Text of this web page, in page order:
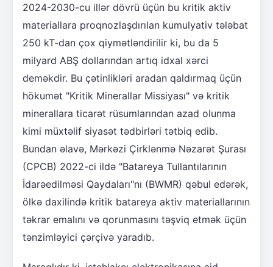
2024-2030-cu illər dövrü üçün bu kritik aktiv
materiallara proqnozlaşdırılan kumulyativ tələbat
250 kT-dan çox qiymətləndirilir ki, bu da 5
milyard ABŞ dollarından artıq idxal xərci
deməkdir. Bu çətinlikləri aradan qaldırmaq üçün
hökumət "Kritik Minerallar Missiyası" və kritik
minerallara ticarət rüsumlarından azad olunma
kimi müxtəlif siyasət tədbirləri tətbiq edib.
Bundan əlavə, Mərkəzi Çirklənmə Nəzarət Şurası
(CPCB) 2022-ci ildə "Batareya Tullantılarının
İdarəedilməsi Qaydaları"nı (BWMR) qəbul edərək,
ölkə daxilində kritik batareya aktiv materiallarının
təkrar emalını və qorunmasını təşviq etmək üçün
tənzimləyici çərçivə yaradıb.